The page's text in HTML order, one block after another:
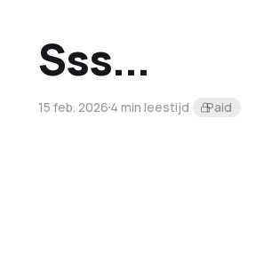
Sss...
15 feb. 20264 min leestijd Paid